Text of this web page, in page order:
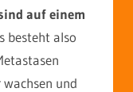
auf einem
besteht also
und